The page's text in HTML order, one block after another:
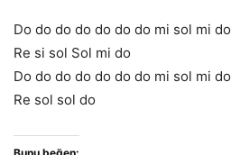
Do do do do do do do mi sol mi do
Re si sol Sol mi do
Do do do do do do do mi sol mi do
Re sol sol do